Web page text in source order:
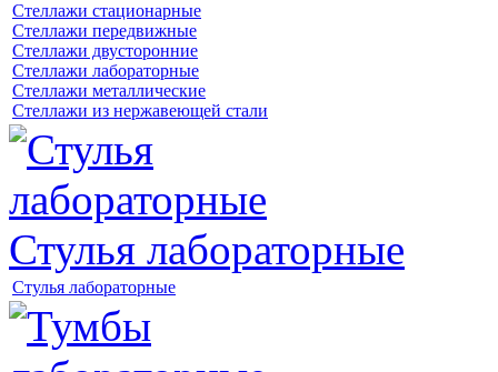
Стеллажи стационарные
Стеллажи передвижные
Стеллажи двусторонние
Стеллажи лабораторные
Стеллажи металлические
Стеллажи из нержавеющей стали
Стулья лабораторные
Стулья лабораторные